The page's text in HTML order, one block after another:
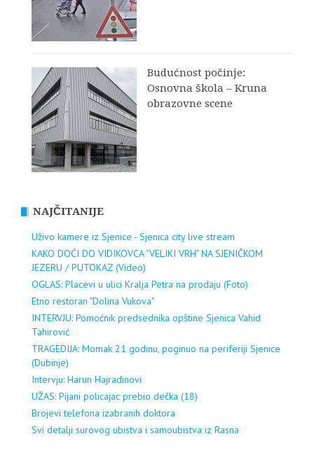
Budućnost počinje:
Osnovna škola – Kruna
obrazovne scene
NAJČITANIJE
Uživo kamere iz Sjenice - Sjenica city live stream
KAKO DOĆI DO VIDIKOVCA "VELIKI VRH" NA SJENIČKOM
JEZERU / PUTOKAZ (Video)
OGLAS: Placevi u ulici Kralja Petra na prodaju (Foto)
Etno restoran "Dolina Vukova"
INTERVJU: Pomoćnik predsednika opštine Sjenica Vahid
Tahirović
TRAGEDIJA: Momak 21 godinu, poginuo na periferiji Sjenice
(Dubinje)
Intervju: Harun Hajradinovi
UŽAS: Pijani policajac prebio dečka (18)
Brojevi telefona izabranih doktora
Svi detalji surovog ubistva i samoubistva iz Rasna